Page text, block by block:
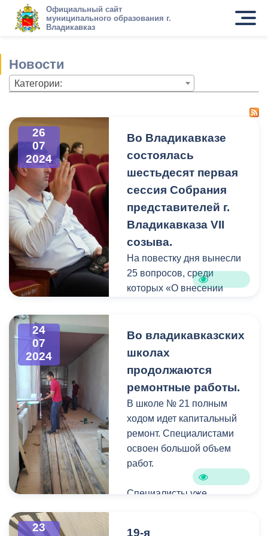
Официальный сайт
муниципального образования г.
Владикавказ
Новости
Категории:
26
07
2024
Во Владикавказе
состоялась
шестьдесят первая
сессия Собрания
представителей г.
Владикавказа VII
созыва.
На повестку дня вынесли
25 вопросов, среди
которых «О внесении
города о бюджете
Владикавказ на 2024 год и
плановый период 2025 и
2026 годов». В своем
докладе и. о. начальника
Финансового управления
Анна Текоева отметила,
что увеличиваются
ассигнования на ремонт
школ и детских садов (в
антитеррористической
24
07
2024
Во владикавказских
школах
продолжаются
ремонтные работы.
В школе № 21 полным
ходом идет капитальный
ремонт. Специалистами
освоен большой объем
работ.
Специалисты уже
23
19-я